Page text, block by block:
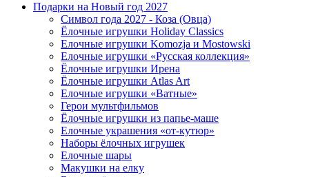
Подарки на Новый год 2027
Символ года 2027 - Коза (Овца)
Ёлочные игрушки Holiday Classics
Елочные игрушки Komozja и Mostowski
Елочные игрушки «Русская коллекция»
Ёлочные игрушки Ирена
Ёлочные игрушки Atlas Art
Елочные игрушки «Ватные»
Герои мультфильмов
Ёлочные игрушки из папье-маше
Елочные украшения «от-кутюр»
Наборы ёлочных игрушек
Елочные шары
Макушки на елку